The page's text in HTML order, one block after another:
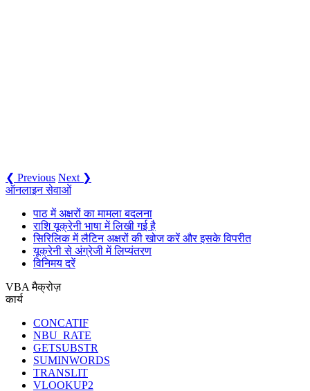
❮ Previous Next ❯
ऑनलाइन सेवाओं
पाठ में अक्षरों का मामला बदलना
राशि यूक्रेनी भाषा में लिखी गई है
सिरिलिक में लैटिन अक्षरों की खोज करें और इसके विपरीत
यूक्रेनी से अंग्रेजी में लिप्यंतरण
विनिमय दरें
VBA मैक्रोज़
कार्य
CONCATIF
NBU_RATE
GETSUBSTR
SUMINWORDS
TRANSLIT
VLOOKUP2